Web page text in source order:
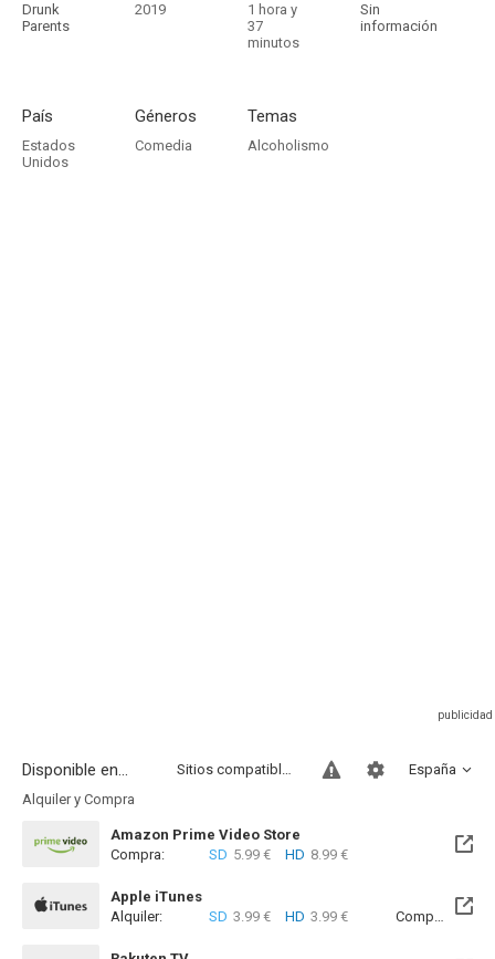
Drunk
Parents
2019
1 hora y
37
minutos
Sin
información
País
Estados
Unidos
Géneros
Comedia
Temas
Alcoholismo
Disponible en... España
Sitios compatibles
Alquiler y Compra
Amazon Prime Video Store
Compra:
SD 5.99 € HD 8.99 €
Apple iTunes
Alquiler:
SD 3.99 € HD 3.99 € Compra: SD